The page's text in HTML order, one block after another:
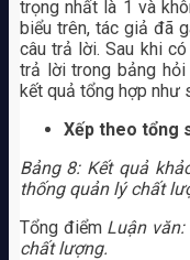
trọng nhất là 1 và
biểu trên, tác giả đã
câu trả lời. Sau khi
trả lời trong bảng
kết quả tổng hợp như
Xếp theo tổng
Bảng 8: Kết quả
thống quản lý chất
Tổng điểm Luận
chất lượng.